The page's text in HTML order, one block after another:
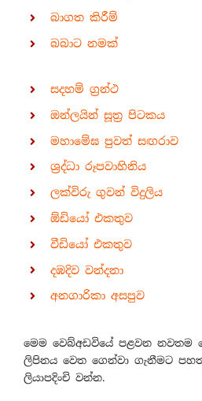
බාගත කිරීම්
බබාට නමක්
සදහම් ග්‍රන්ථ
ඔන්ලයින් සූත්‍ර පිටකය
මහාමේඝ පුවත් සඟරාව
ශ්‍රද්ධා රූපවාහිනිය
ලක්විරු ගුවන් විදුලිය
ඕඩියෝ එකතුව
වීඩියෝ එකතුව
දඹදිව වන්දනා
අනගාරිකා අසපුව
මෙම වෙබ්අඩවියේ පළවන නවතම
ලිපිනය වෙත ගෙන්වා ගැනීමට
ලියාපදිංචි වන්න.